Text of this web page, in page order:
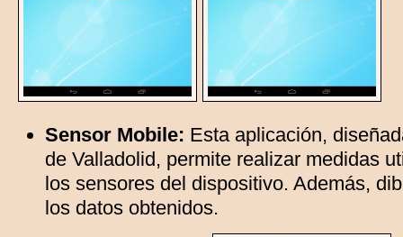
Sensor Mobile: Esta aplicación,
de Valladolid, permite realizar medidas
los sensores del dispositivo. Además,
los datos obtenidos.